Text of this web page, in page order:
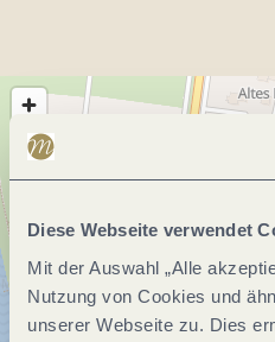
Diese Webseite verwendet
Mit der Auswahl „Alle
Nutzung von Cookies und
unserer Webseite zu. Dies